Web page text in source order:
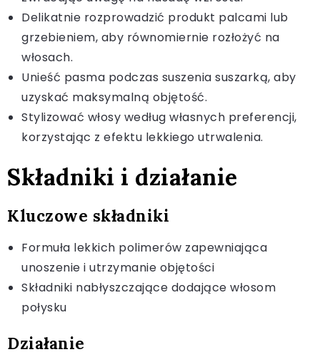
Delikatnie rozprowadzić produkt palcami lub
grzebieniem, aby równomiernie rozłożyć na
włosach.
Unieść pasma podczas suszenia suszarką, aby
uzyskać maksymalną objętość.
Stylizować włosy według własnych preferencji,
korzystając z efektu lekkiego utrwalenia.
Składniki i działanie
Kluczowe składniki
Formuła lekkich polimerów zapewniająca
unoszenie i utrzymanie objętości
Składniki nabłyszczające dodające włosom
połysku
Działanie